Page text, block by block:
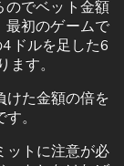
のでベット金額
最初のゲームで
ドルを足した6
す。
けた金額の倍を
。
ットに注意が必